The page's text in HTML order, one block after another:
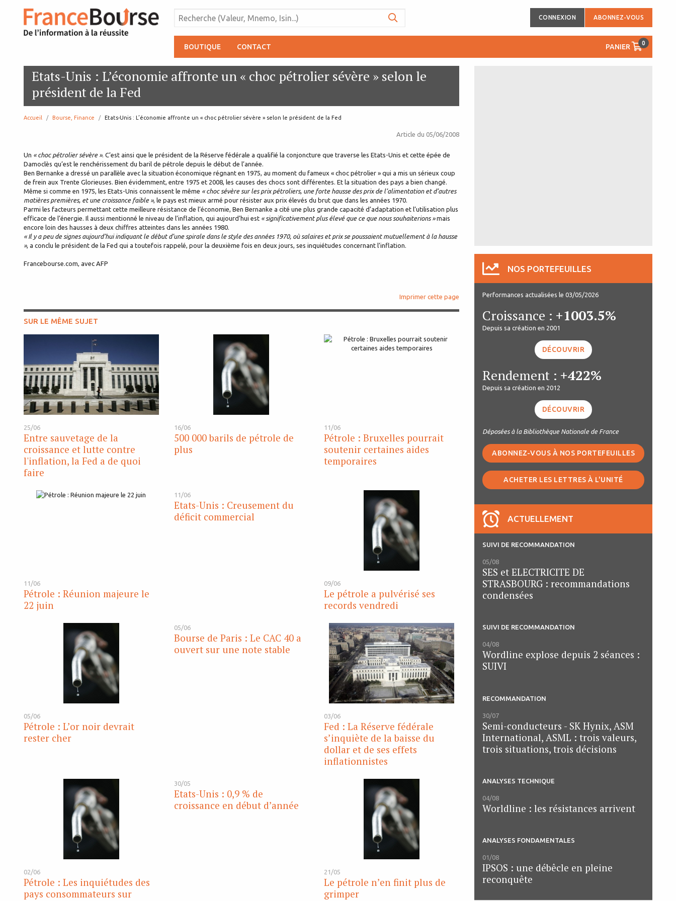
CONNEXION ABONNEZ-VOUS
BOUTIQUE CONTACT PANIER 0
Etats-Unis : L’économie affronte un « choc pétrolier sévère » selon le
président de la Fed
Accueil Bourse, Finance page:
Etats-Unis : L’économie affronte un « choc pétrolier sévère » selon le président de la Fed
Article du 05/06/2008
Un « choc pétrolier sévère ». C’est ainsi que le président de la Réserve fédérale a qualifié la conjoncture que traverse les Etats-Unis et cette épée de
Damoclès qu’est le renchérissement du baril de pétrole depuis le début de l’année.
Ben Bernanke a dressé un parallèle avec la situation économique régnant en 1975, au moment du fameux « choc pétrolier » qui a mis un sérieux coup
de frein aux Trente Glorieuses. Bien évidemment, entre 1975 et 2008, les causes des chocs sont différentes. Et la situation des pays a bien changé.
Même si comme en 1975, les Etats-Unis connaissent le même « choc sévère sur les prix pétroliers, une forte hausse des prix de l’alimentation et d’autres
matières premières, et une croissance faible », le pays est mieux armé pour résister aux prix élevés du brut que dans les années 1970.
Parmi les facteurs permettant cette meilleure résistance de l’économie, Ben Bernanke a cité une plus grande capacité d’adaptation et l’utilisation plus
efficace de l’énergie. Il aussi mentionné le niveau de l’inflation, qui aujourd’hui est « significativement plus élevé que ce que nous souhaiterions »mais
encore loin des hausses à deux chiffres atteintes dans les années 1980.
« Il y a peu de signes aujourd’hui indiquant le début d’une spirale dans le style des années 1970, où salaires et prix se poussaient mutuellement à la hausse
», a conclu le président de la Fed qui a toutefois rappelé, pour la deuxième fois en deux jours, ses inquiétudes concernant l’inflation.
Francebourse.com, avec AFP
Imprimer cette page
SUR LE MÊME SUJET
25/06
Entre sauvetage de la
croissance et lutte contre
l'inflation, la Fed a de quoi
faire
16/06
500 000 barils de pétrole de
plus
11/06
Pétrole : Bruxelles pourrait
soutenir certaines aides
temporaires
11/06
Pétrole : Réunion majeure le
22 juin
11/06
Etats-Unis : Creusement du
déficit commercial
09/06
Le pétrole a pulvérisé ses
records vendredi
05/06
Pétrole : L’or noir devrait
rester cher
05/06
Bourse de Paris : Le CAC 40 a
ouvert sur une note stable
03/06
Fed : La Réserve fédérale
s’inquiète de la baisse du
dollar et de ses effets
inflationnistes
02/06
Pétrole : Les inquiétudes des
pays consommateurs sur
30/05
Etats-Unis : 0,9 % de
croissance en début d’année
21/05
Le pétrole n’en finit plus de
grimper
NOS PORTEFEUILLES
Performances actualisées le 03/05/2026
Croissance : +1003.5%
Depuis sa création en 2001
DÉCOUVRIR
Rendement : +422%
Depuis sa création en 2012
DÉCOUVRIR
Déposées à la Bibliothèque Nationale de France
ABONNEZ-VOUS À NOS PORTEFEUILLES
ACHETER LES LETTRES À L'UNITÉ
ACTUELLEMENT
SUIVI DE RECOMMANDATION
05/08
SES et ELECTRICITE DE
STRASBOURG : recommandations
condensées
SUIVI DE RECOMMANDATION
04/08
Wordline explose depuis 2 séances :
SUIVI
RECOMMANDATION
30/07
Semi-conducteurs - SK Hynix, ASM
International, ASML : trois valeurs,
trois situations, trois décisions
ANALYSES TECHNIQUE
04/08
Worldline : les résistances arrivent
ANALYSES FONDAMENTALES
01/08
IPSOS : une débêcle en pleine
reconquête